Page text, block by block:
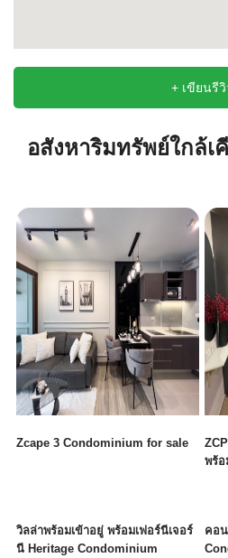
+ เขียนรีวิ
อสังหาริมทรัพย์ใกล้เ
Zcape 3 Condominium for sale
พร้อ
วิลล่าพร้อมเข้าอยู่ พร้อมเฟอร์นีเจอร์
นี Heritage Condominium
คอ